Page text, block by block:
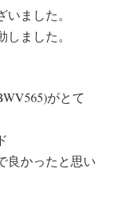
ました。
ました。
がとて
良かったと思い